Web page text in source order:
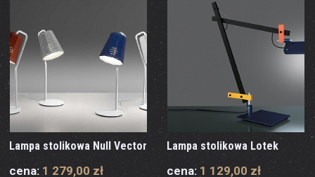
Lampa stolikowa Null Vector
cena: 1 279,00 zł
Lampa stolikowa Lotek
cena: 1 129,00 zł